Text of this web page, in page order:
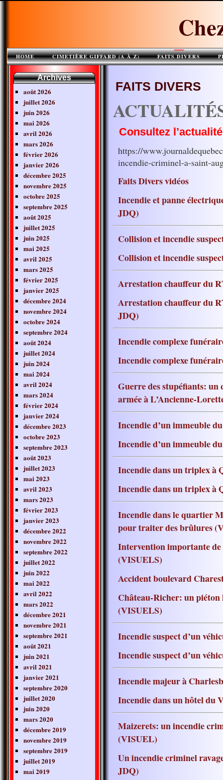
HOME CIMETIÈRE GIFFARD (A À Z) FAITS DIVERS
Archives
août 2026
juillet 2026
juin 2026
mai 2026
avril 2026
mars 2026
février 2026
janvier 2026
décembre 2025
novembre 2025
octobre 2025
septembre 2025
août 2025
juillet 2025
juin 2025
mai 2025
avril 2025
mars 2025
février 2025
janvier 2025
décembre 2024
novembre 2024
octobre 2024
septembre 2024
août 2024
juillet 2024
juin 2024
mai 2024
avril 2024
mars 2024
février 2024
janvier 2024
décembre 2023
octobre 2023
septembre 2023
août 2023
juillet 2023
mai 2023
avril 2023
mars 2023
février 2023
janvier 2023
décembre 2022
novembre 2022
septembre 2022
juillet 2022
juin 2022
mai 2022
avril 2022
mars 2022
décembre 2021
novembre 2021
septembre 2021
août 2021
juin 2021
avril 2021
janvier 2021
septembre 2020
juillet 2020
juin 2020
mars 2020
décembre 2019
novembre 2019
septembre 2019
juillet 2019
mai 2019
FAITS DIVERS
Consultez
https://
incendie-criminel-a-saint-
Faits Divers vidéos
Incendie et panne
JDQ)
Collision et incendie
Collision et incendie
Arrestation chauffeur du
Arrestation chauffeur du
JDQ)
Incendie complexe
Incendie complexe
Guerre des stupéfiants: un
armée à L’Ancienne-
Incendie d’un immeuble
Incendie d’un immeuble
Incendie dans un triplex à
Incendie dans un triplex à
Incendie dans le quartier
pour traiter des brûlures
Intervention importante
(VISUELS)
Accident boulevard
Château-Richer: un
(VISUELS)
Incendie suspect d’un
Incendie suspect d’un
Incendie majeur à
Incendie dans un hôtel du
Maizerets: un incendie
(VISUEL)
Un incendie criminel
JDQ)